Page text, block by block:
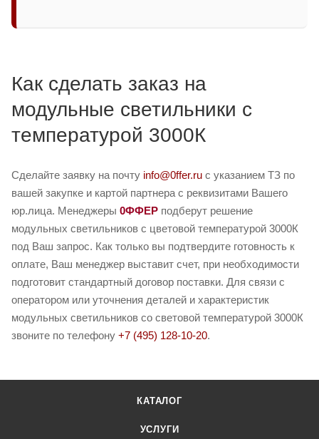
Как сделать заказ на
модульные светильники с
температурой 3000К
Сделайте заявку на почту info@0ffer.ru с указанием ТЗ по
вашей закупке и картой партнера с реквизитами Вашего
юр.лица. Менеджеры 0ФФЕР подберут решение
модульных светильников с цветовой температурой 3000К
под Ваш запрос. Как только вы подтвердите готовность к
оплате, Ваш менеджер выставит счет, при необходимости
подготовит стандартный договор поставки. Для связи с
оператором или уточнения деталей и характеристик
модульных светильников со световой температурой 3000К
звоните по телефону +7 (495) 128-10-20.
КАТАЛОГ
УСЛУГИ